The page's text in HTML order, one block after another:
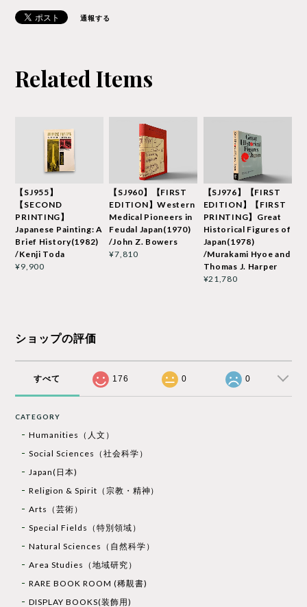
通報する
Related Items
【SJ955】
【SECOND
PRINTING】
Japanese Painting: A
Brief History(1982)
/Kenji Toda
¥9,900
【SJ960】【FIRST
EDITION】Western
Medical Pioneers in
Feudal Japan(1970)
/John Z. Bowers
¥7,810
【SJ976】【FIRST
EDITION】【FIRST
PRINTING】Great
Historical Figures of
Japan(1978)
/Murakami Hyoe and
Thomas J. Harper
¥21,780
ショップの評価
すべて 176 0 0
CATEGORY
Humanities（人文）
Social Sciences（社会科学）
Japan(日本)
Religion & Spirit（宗教・精神）
Arts（芸術）
Special Fields（特別領域）
Natural Sciences（自然科学）
Area Studies（地域研究）
RARE BOOK ROOM (稀覯書)
DISPLAY BOOKS(装飾用)